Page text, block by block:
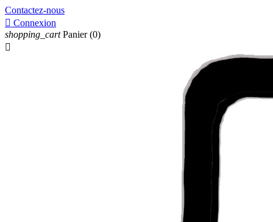
Contactez-nous
 Connexion
shopping_cart Panier (0)
